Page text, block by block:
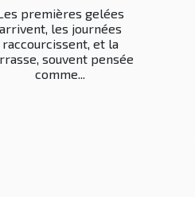
premières gelées
arrivent, les journées
raccourcissent, et la
souvent pensée
comme...